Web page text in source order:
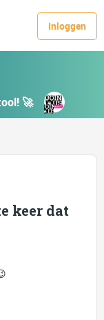
Inloggen
🚀
keer dat